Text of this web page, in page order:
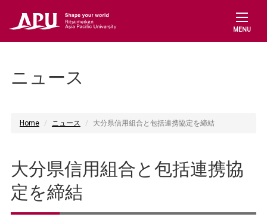
MENU
ニュース
Home ニュース 大分県信用組合と包括連携協定を締結
大分県信用組合と包括連携協
定を締結